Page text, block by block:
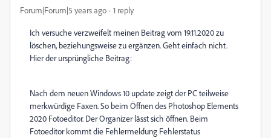
Forum|Forum|5 years ago 1 reply
Ich versuche verzweifelt meinen Beitrag vom 19.11.2020 zu
löschen, beziehungsweise zu ergänzen. Geht einfach nicht.
Hier der ursprüngliche Beitrag:
Nach dem neuen Windows 10 update zeigt der PC teilweise
merkwürdige Faxen. So beim Öffnen des Photoshop Elements
2020 Fotoeditor. Der Organizer lässt sich öffnen. Beim
Fotoeditor kommt die Fehlermeldung Fehlerstatus